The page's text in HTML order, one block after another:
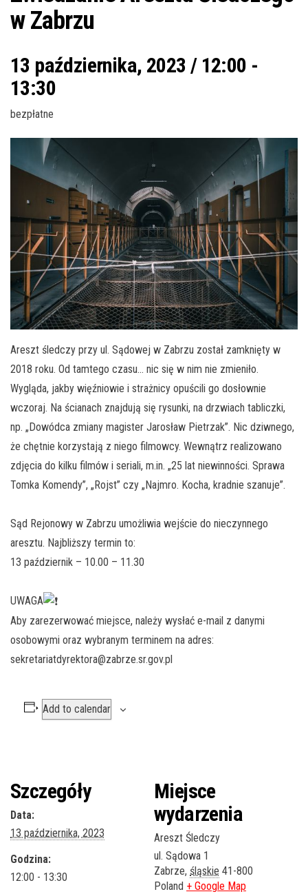
w Zabrzu
13 października, 2023 / 12:00 -
13:30
bezpłatne
Areszt śledczy przy ul. Sądowej w Zabrzu został zamknięty w
2018 roku. Od tamtego czasu… nic się w nim nie zmieniło.
Wygląda, jakby więźniowie i strażnicy opuścili go dosłownie
wczoraj. Na ścianach znajdują się rysunki, na drzwiach tabliczki,
np. „Dowódca zmiany magister Jarosław Pietrzak”. Nic dziwnego,
że chętnie korzystają z niego filmowcy. Wewnątrz realizowano
zdjęcia do kilku filmów i seriali, m.in. „25 lat niewinności. Sprawa
Tomka Komendy”, „Rojst” czy „Najmro. Kocha, kradnie szanuje”.
Sąd Rejonowy w Zabrzu umożliwia wejście do nieczynnego
aresztu. Najbliższy termin to:
13 październik – 10.00 – 11.30
UWAGA
Aby zarezerwować miejsce, należy wysłać e-mail z danymi
osobowymi oraz wybranym terminem na adres:
sekretariatdyrektora@zabrze.sr.gov.pl
Add to calendar
Szczegóły
Data:
13 października, 2023
Godzina:
12:00 - 13:30
Miejsce
wydarzenia
Areszt Śledczy
ul. Sądowa 1
Zabrze, śląskie 41-800
Poland + Google Map